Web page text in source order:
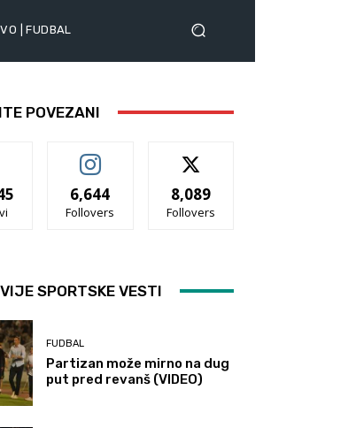
| FUDBAL
POVEZANI
6,644
Follovers
8,089
Follovers
SPORTSKE VESTI
FUDBAL
Partizan može mirno na dug
put pred revanš (VIDEO)